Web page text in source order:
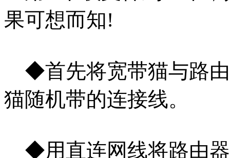
果可想而知!
◆首先将宽带猫与路由
猫随机带的连接线。
◆用直连网线将路由器